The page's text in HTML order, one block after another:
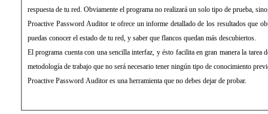
respuesta de tu red. Obviamente el programa no realizará un solo tipo de prueba,
Proactive Password Auditor te ofrece un informe detallado de los resultados que
puedas conocer el estado de tu red, y saber que flancos quedan más descubiertos.
El programa cuenta con una sencilla interfaz, y ésto facilita en gran manera la tarea
metodología de trabajo que no será necesario tener ningún tipo de conocimiento
Proactive Password Auditor es una herramienta que no debes dejar de probar.